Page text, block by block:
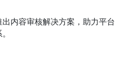
内容审核解决方案，助力平台